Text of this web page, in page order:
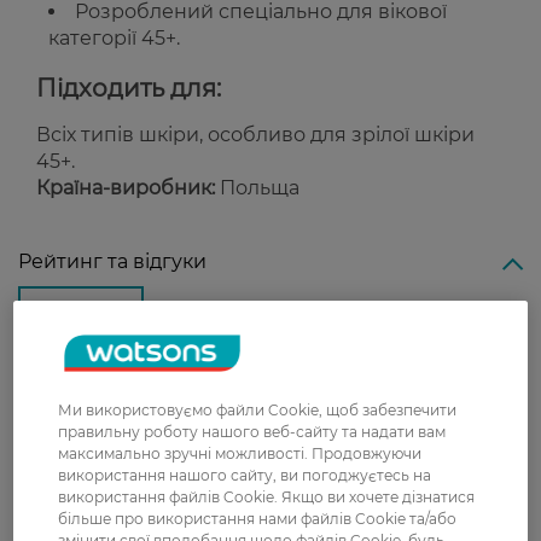
Розроблений спеціально для вікової
категорії 45+.
Підходить для:
Всіх типів шкіри, особливо для зрілої шкіри
45+.
Країна-виробник: Польща
Рейтинг та відгуки
0 0 відгуків
Доставка
Нова пошта
Ми використовуємо файли Cookie, щоб забезпечити
правильну роботу нашого веб-сайту та надати вам
максимально зручні можливості. Продовжуючи
використання нашого сайту, ви погоджуєтесь на
використання файлів Cookie. Якщо ви хочете дізнатися
більше про використання нами файлів Cookie та/або